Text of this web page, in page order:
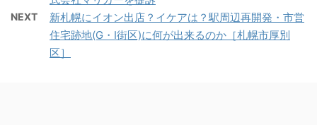
NEXT
新札幌にイオン出店？イケアは？駅周辺再開発・市営
住宅跡地(G・I街区)に何が出来るのか［札幌市厚別
区］